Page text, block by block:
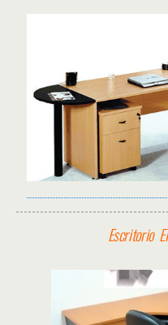
Escritorio